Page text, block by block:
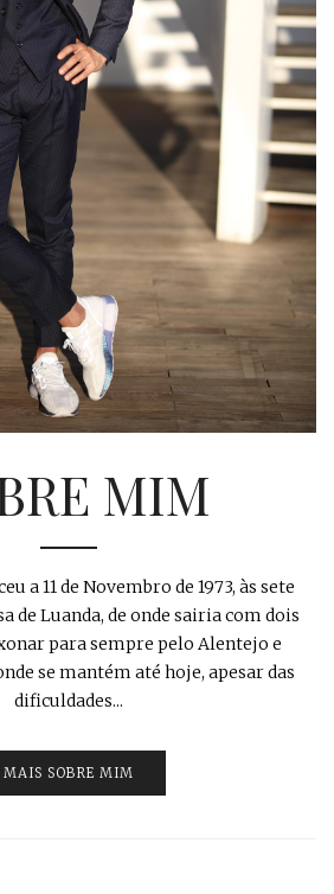
MIM
a 11 de Novembro de 1973, às sete
de Luanda, de onde sairia com dois
para sempre pelo Alentejo e
se mantém até hoje, apesar das
dificuldades...
MAIS SOBRE MIM